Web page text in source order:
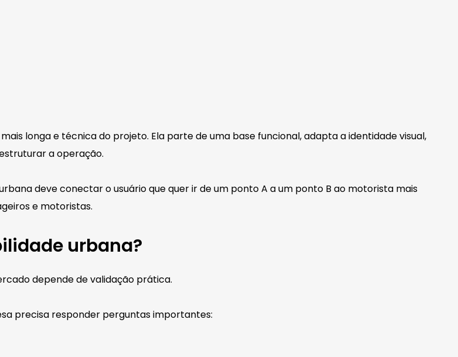
longa e técnica do projeto. Ela parte de uma base funcional, adapta a identidade visual,
a operação.
deve conectar o usuário que quer ir de um ponto A a um ponto B ao motorista mais
e motoristas.
urbana?
depende de validação prática.
precisa responder perguntas importantes: